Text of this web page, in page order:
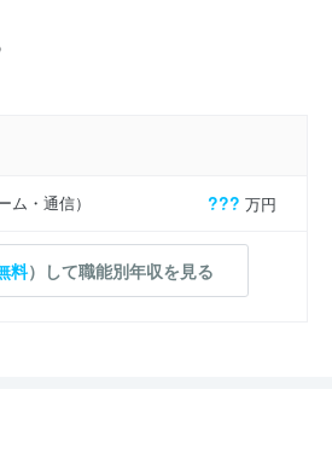
ム・通信） ??? 万円
料）して職能別年収を見る